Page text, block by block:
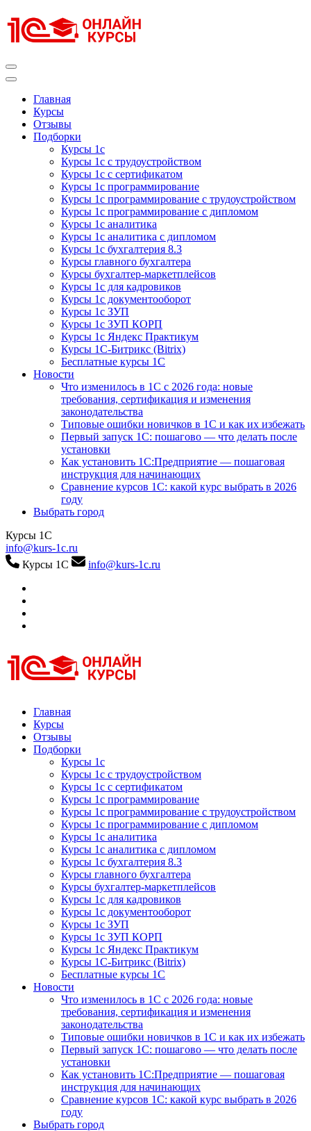
к
содержимому
Главная
Курсы
Отзывы
Подборки
Курсы 1с
Курсы 1с с трудоустройством
Курсы 1с с сертификатом
Курсы 1с программирование
Курсы 1с программирование с трудоустройством
Курсы 1с программирование с дипломом
Курсы 1с аналитика
Курсы 1с аналитика с дипломом
Курсы 1с бухгалтерия 8.3
Курсы главного бухгалтера
Курсы бухгалтер-маркетплейсов
Курсы 1с для кадровиков
Курсы 1с документооборот
Курсы 1с ЗУП
Курсы 1с ЗУП КОРП
Курсы 1с Яндекс Практикум
Курсы 1С-Битрикс (Bitrix)
Бесплатные курсы 1С
Новости
Что изменилось в 1С с 2026 года: новые
требования, сертификация и изменения
законодательства
Типовые ошибки новичков в 1С и как их избежать
Первый запуск 1С: пошагово — что делать после
установки
Как установить 1С:Предприятие — пошаговая
инструкция для начинающих
Сравнение курсов 1С: какой курс выбрать в 2026
году
Выбрать город
Курсы 1С
info@kurs-1c.ru
Курсы 1С
info@kurs-1c.ru
Курсы 1С
Курсы 1С официальная сертификация
Главная
Курсы
Отзывы
Подборки
Курсы 1с
Курсы 1с с трудоустройством
Курсы 1с с сертификатом
Курсы 1с программирование
Курсы 1с программирование с трудоустройством
Курсы 1с программирование с дипломом
Курсы 1с аналитика
Курсы 1с аналитика с дипломом
Курсы 1с бухгалтерия 8.3
Курсы главного бухгалтера
Курсы бухгалтер-маркетплейсов
Курсы 1с для кадровиков
Курсы 1с документооборот
Курсы 1с ЗУП
Курсы 1с ЗУП КОРП
Курсы 1с Яндекс Практикум
Курсы 1С-Битрикс (Bitrix)
Бесплатные курсы 1С
Новости
Что изменилось в 1С с 2026 года: новые
требования, сертификация и изменения
законодательства
Типовые ошибки новичков в 1С и как их избежать
Первый запуск 1С: пошагово — что делать после
установки
Как установить 1С:Предприятие — пошаговая
инструкция для начинающих
Сравнение курсов 1С: какой курс выбрать в 2026
году
Выбрать город